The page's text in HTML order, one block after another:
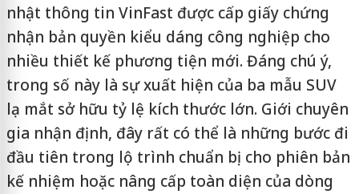
nhật thông tin VinFast được cấp giấy chứng
nhận bản quyền kiểu dáng công nghiệp cho
nhiều thiết kế phương tiện mới. Đáng chú ý,
trong số này là sự xuất hiện của ba mẫu SUV
lạ mắt sở hữu tỷ lệ kích thước lớn. Giới chuyên
gia nhận định, đây rất có thể là những bước đi
đầu tiên trong lộ trình chuẩn bị cho phiên bản
kế nhiệm hoặc nâng cấp toàn diện của dòng